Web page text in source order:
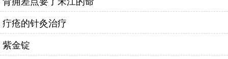
疔疮的针灸治疗
紫金锭